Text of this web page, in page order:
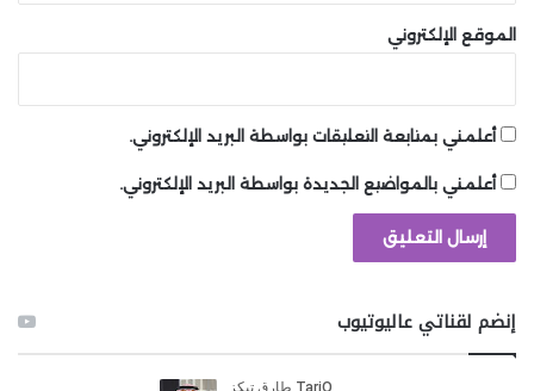
الموقع الإلكتروني
أعلمني بمتابعة التعليقات بواسطة البريد الإلكتروني.
أعلمني بالمواضيع الجديدة بواسطة البريد الإلكتروني.
إنضم لقناتي عاليوتيوب